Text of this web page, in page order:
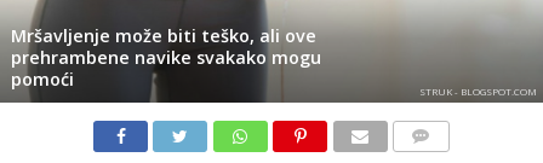
Mršavljenje može biti teško, ali ove
prehrambene navike svakako mogu
pomoći
STRUK - BLOGSPOT.COM